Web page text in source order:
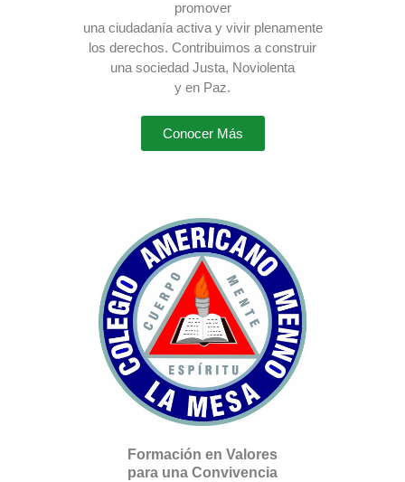
promover
una ciudadanía activa y vivir plenamente
los derechos. Contribuimos a construir
una sociedad Justa, Noviolenta
y en Paz.
Conocer Más
Formación en Valores
para una Convivencia